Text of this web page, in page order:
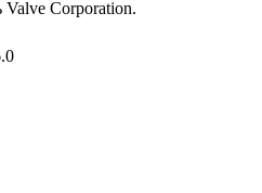
Corporation.